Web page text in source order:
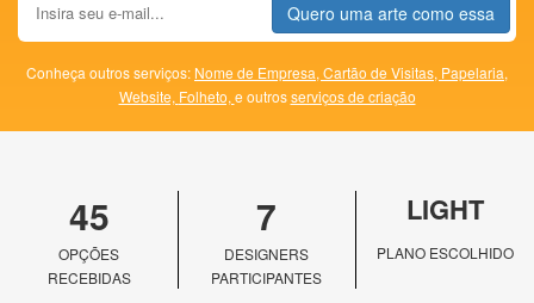
Quero uma arte como essa
Conheça outros serviços: Nome de Empresa, Cartão de Visitas, Papelaria,
Website, Folheto, e outrosserviços de criação
45
OPÇÕES
RECEBIDAS
7
DESIGNERS
PARTICIPANTES
LIGHT
PLANO ESCOLHIDO